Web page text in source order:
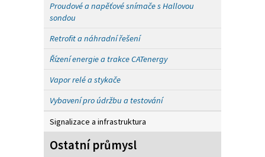
Proudové a napěťové snímače s Hallovou
sondou
Retrofit a náhradní řešení
Řízení energie a trakce CATenergy
Vapor relé a stykače
Vybavení pro údržbu a testování
Signalizace a infrastruktura
Ostatní průmysl